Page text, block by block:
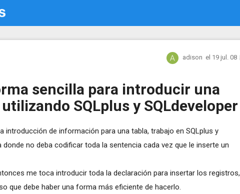
adison el 19 jul. 08
sencilla para introducir una
SQLplus y SQLdeveloper
introducción de información para una tabla, trabajo en SQLplus y
donde no deba codificar toda la sentencia cada vez que le inserte un
me toca introducir toda la declaración para insertar los registros,
que debe haber una forma más eficiente de hacerlo.